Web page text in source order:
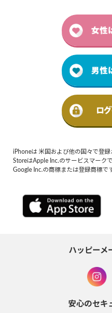
iPhoneは 米国および他の国々で登
StoreはApple Inc.のサービスマーク
Google Inc.の商標または登録商標で
ハッピーメ
安心のセキ